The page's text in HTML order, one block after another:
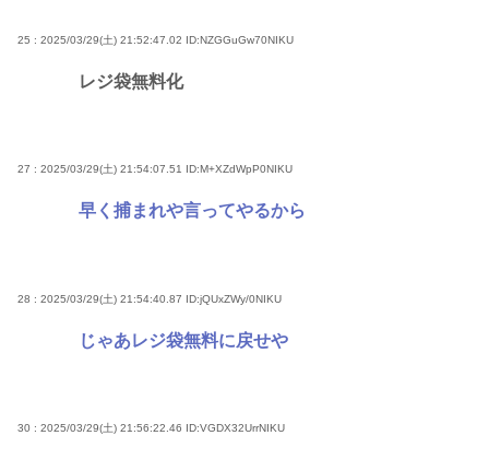
25 : 2025/03/29(土) 21:52:47.02 ID:NZGGuGw70NIKU
レジ袋無料化
27 : 2025/03/29(土) 21:54:07.51 ID:M+XZdWpP0NIKU
早く捕まれや言ってやるから
28 : 2025/03/29(土) 21:54:40.87 ID:jQUxZWy/0NIKU
じゃあレジ袋無料に戻せや
30 : 2025/03/29(土) 21:56:22.46 ID:VGDX32UrrNIKU